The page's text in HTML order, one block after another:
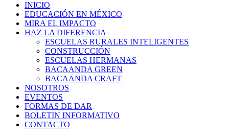
INICIO
EDUCACIÓN EN MÉXICO
MIRA EL IMPACTO
HAZ LA DIFERENCIA
ESCUELAS RURALES INTELIGENTES
CONSTRUCCIÓN
ESCUELAS HERMANAS
BACAANDA GREEN
BACAANDA CRAFT
NOSOTROS
EVENTOS
FORMAS DE DAR
BOLETIN INFORMATIVO
CONTACTO